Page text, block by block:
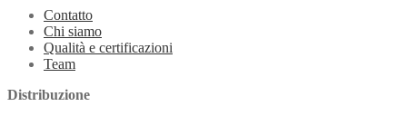
Contatto
Chi siamo
Qualità e certificazioni
Team
Distribuzione